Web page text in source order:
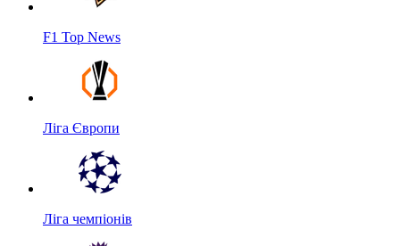
F1 Top News
Ліга Європи
Ліга чемпіонів